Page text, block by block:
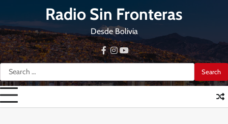
content
Radio Sin Fronteras
Desde Bolivia
Search
for:
facebook
instagram
youtube